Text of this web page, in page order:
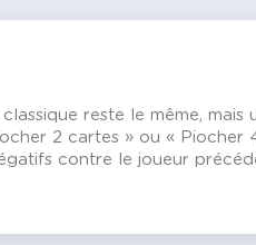
classique reste le même, mais
2 cartes » ou «
contre le joueur